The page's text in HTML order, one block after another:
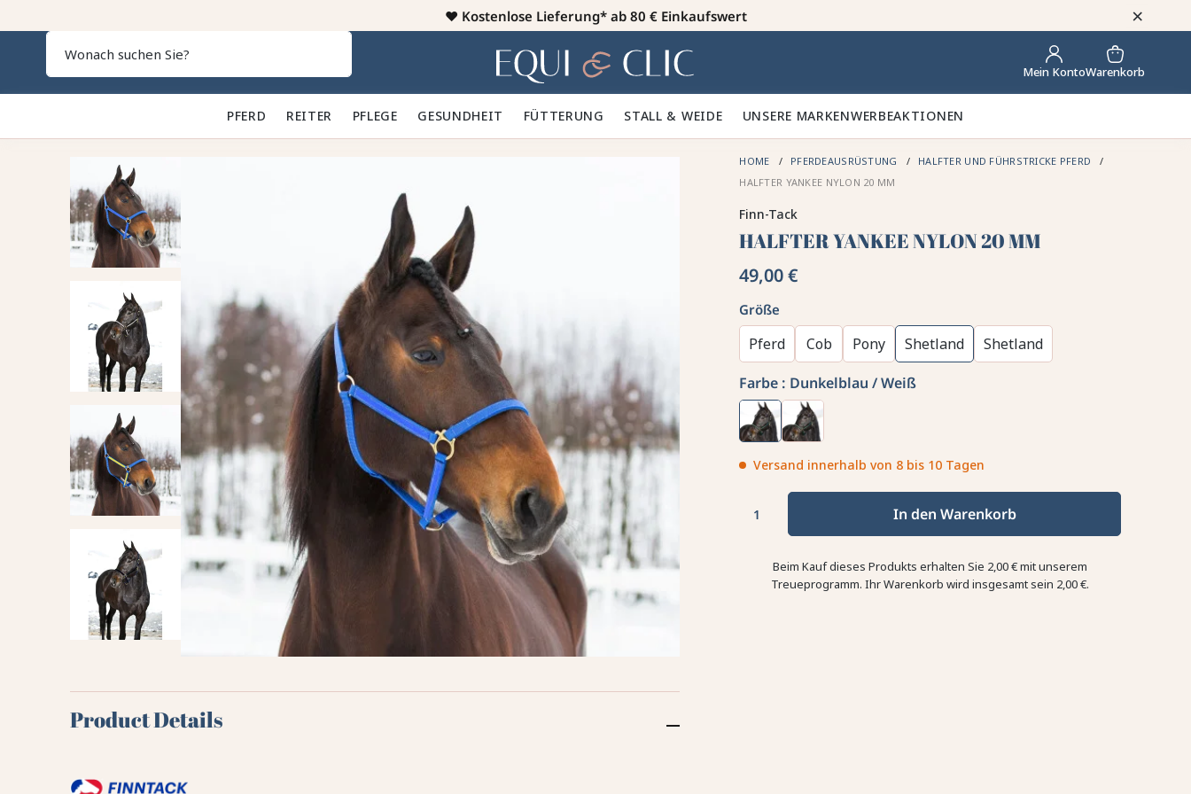
♥️ Kostenlose Lieferung* ab 80 € Einkaufswert ×
Heim Mein KontoWarenkorb
PFERD 🐎 REITER 👕 PFLEGE 🪮 GESUNDHEIT ✨ FÜTTERUNG 🥕 STALL & WEIDE 🍃 UNSERE MARKENWERBEAKTIONEN
HOME PFERDEAUSRÜSTUNG
HALFTER UND FÜHRSTRICKE PFERD
HALFTER YANKEE NYLON 20 MM
Finn-Tack
HALFTER YANKEE NYLON 20 MM
49,00 €
Größe
Pferd Cob Pony Shetland
Shetland
Farbe : Dunkelblau / Weiß
Versand innerhalb von 8 bis 10 Tagen
In den Warenkorb
Beim Kauf dieses Produkts erhalten Sie 2,00 €mit unserem
Treueprogramm. Ihr Warenkorb wird insgesamt sein 2,00 €.
Product Details